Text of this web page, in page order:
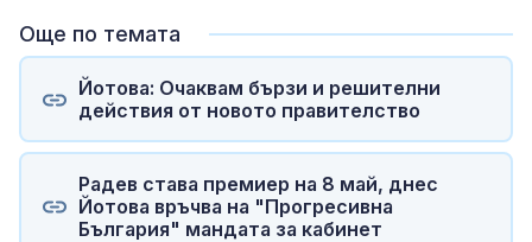
Още по темата
Йотова: Очаквам бързи и решителни
действия от новото правителство
Радев става премиер на 8 май, днес
Йотова връчва на "Прогресивна
България" мандата за кабинет